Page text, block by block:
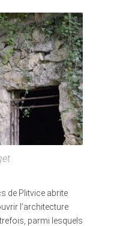
de Plitvice abrite
l’architecture
parmi lesquels